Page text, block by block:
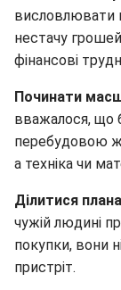
висловлювати
нестачу
фінансові
Починати
вважалося, що
перебудовою
а техніка чи
Ділитися
чужій людині
покупки, вони
пристріт.